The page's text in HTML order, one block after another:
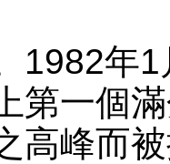
1982年
第一個
高峰而